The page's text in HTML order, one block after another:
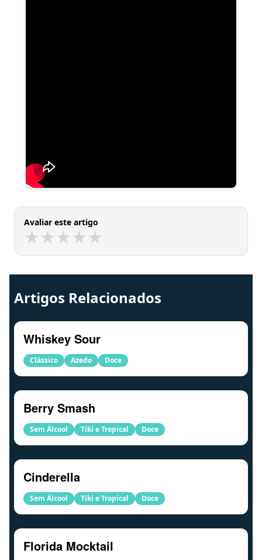
Avaliar este artigo
★
★★
★★
★★
★★
★
Artigos Relacionados
Whiskey Sour
Clássico Azedo Doce
Berry Smash
Sem Álcool Tiki e Tropical Doce
Cinderella
Sem Álcool Tiki e Tropical Doce
Florida Mocktail